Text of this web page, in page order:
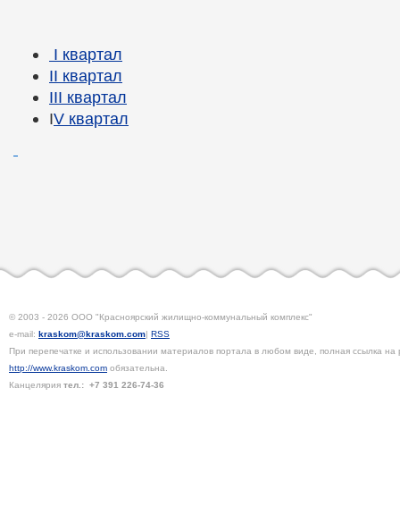
I квартал
II квартал
III квартал
IV квартал
© 2003 - 2026 ООО "Красноярский жилищно-коммунальный комплекс"
e-mail: kraskom@kraskom.com| RSS
При перепечатке и использовании материалов портала в любом виде, полная ссылка на
http://www.kraskom.com обязательна.
Канцелярия тел.: +7 391 226-74-36